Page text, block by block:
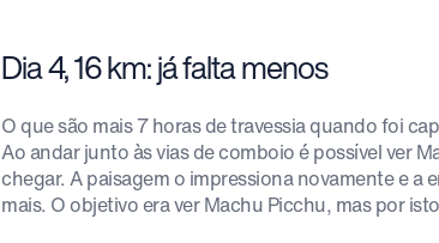
Dia 4, 16 km: já falta menos
O que são mais 7 horas de travessia quando foi
Ao andar junto às vias de comboio é possível ver
chegar. A paisagem o impressiona novamente e a
mais. O objetivo era ver Machu Picchu, mas por